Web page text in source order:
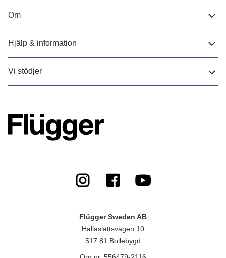
Om
Hjälp & information
Vi stödjer
Flügger Sweden AB
Hallaslättsvägen 10
517 81 Bollebygd